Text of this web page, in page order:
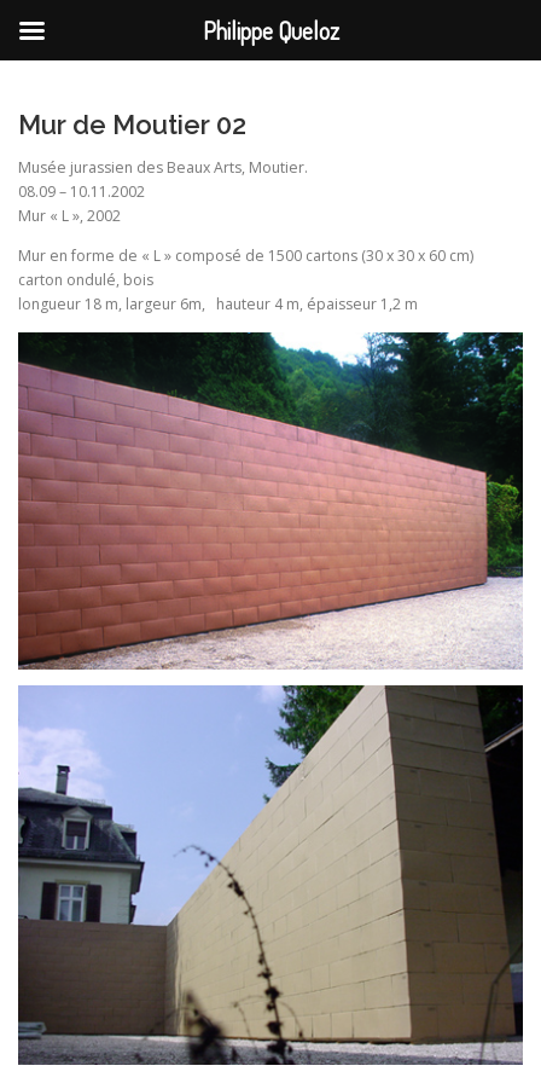
contenu
Mur de Moutier 02
Musée jurassien des Beaux Arts, Moutier.
08.09 – 10.11.2002
Mur « L », 2002
Mur en forme de « L » composé de 1500 cartons (30 x 30 x 60 cm)
carton ondulé, bois
longueur 18 m, largeur 6m, hauteur 4 m, épaisseur 1,2 m
Philippe Queloz